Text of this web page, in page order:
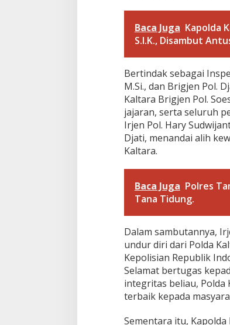
k
K
e
p
m
i
m
p
i
n
a
r
u
d
i
o
l
d
a
K
a
l
a
Baca Juga Kapolda
S.I.K., Disambut
Bertindak sebagai
M.Si., dan Brigjen Pol.
Kaltara Brigjen Pol.
jajaran, serta seluruh
Irjen Pol. Hary
Djati, menandai alih
Kaltara.
Baca Juga Polres
Tana Tidung.
Dalam sambutannya,
undur diri dari Polda
Kepolisian Republik
Selamat bertugas
integritas beliau, Polda
terbaik kepada
Sementara itu,